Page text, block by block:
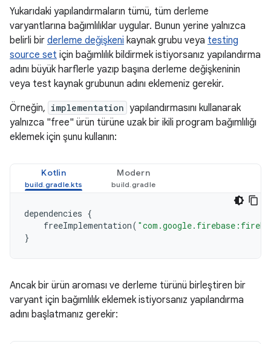
Yukarıdaki yapılandırmaların tümü, tüm derleme
varyantlarına bağımlılıklar uygular. Bunun yerine yalnızca
belirli bir derleme değişkeni kaynak grubu veya testing
source set için bağımlılık bildirmek istiyorsanız yapılandırma
adını büyük harflerle yazıp başına derleme değişkeninin
veya test kaynak grubunun adını eklemeniz gerekir.
Örneğin, implementation yapılandırmasını kullanarak
yalnızca "free" ürün türüne uzak bir ikili program bağımlılığı
eklemek için şunu kullanın:
Kotlin Modern
dependencies {
freeImplementation(
}
Ancak bir ürün aroması ve derleme türünü birleştiren bir
varyant için bağımlılık eklemek istiyorsanız yapılandırma
adını başlatmanız gerekir: